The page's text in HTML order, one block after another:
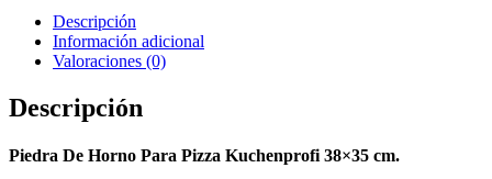
Descripción
Información adicional
Valoraciones (0)
Descripción
Piedra De Horno Para Pizza Kuchenprofi 38×35 cm.